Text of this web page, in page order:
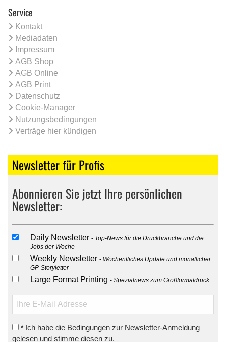
Service
Kontakt
Mediadaten
Impressum
AGB Shop
AGB Online
AGB Print
Datenschutz
Cookie-Manager
Nutzungsbedingungen
Verträge hier kündigen
Newsletter für Profis
Abonnieren Sie jetzt Ihre persönlichen
Newsletter:
Daily Newsletter
Top-News für die Druckbranche und die
Jobs der Woche
Weekly Newsletter
Wöchentliches Update und monatlicher
GP-Storyletter
Large Format Printing Spezialnews zum Großformatdruck
* Ich habe die Bedingungen zur Newsletter-Anmeldung
gelesen und stimme diesen zu.